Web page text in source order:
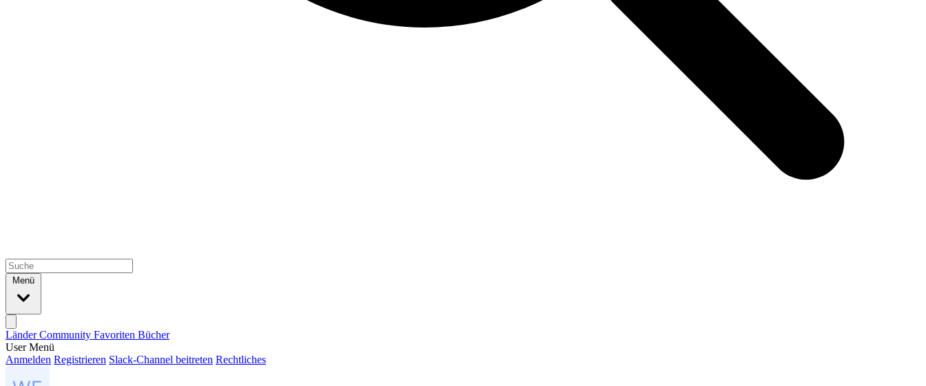
Menü
LänderCommunity Favoriten Bücher
User Menü
Anmelden Registrieren Slack-Channel beitreten Rechtliches